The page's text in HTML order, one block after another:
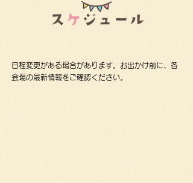
日程変更がある場合があります。お出かけ前に、各
会場の最新情報をご確認ください。